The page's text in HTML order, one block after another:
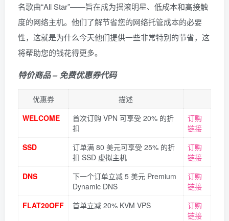
名歌曲“All Star”——旨在成为摇滚明星、低成本和高接触
度的网络主机。他们了解节省您的网络托管成本的必要
性，这就是为什么今天他们提供一些非常特别的节省，这
将帮助您的钱花得更多。
特价商品 – 免费优惠券代码
优惠券
描述
WELCOME
首次订购 VPN 可享受 20% 的折
扣
订购
链接
SSD
订单满 80 美元可享受 25% 的折
扣 SSD 虚拟主机
订购
链接
DNS
下一个订单立减 5 美元 Premium
Dynamic DNS
订购
链接
FLAT20OFF
首单立减 20% KVM VPS
订购
链接